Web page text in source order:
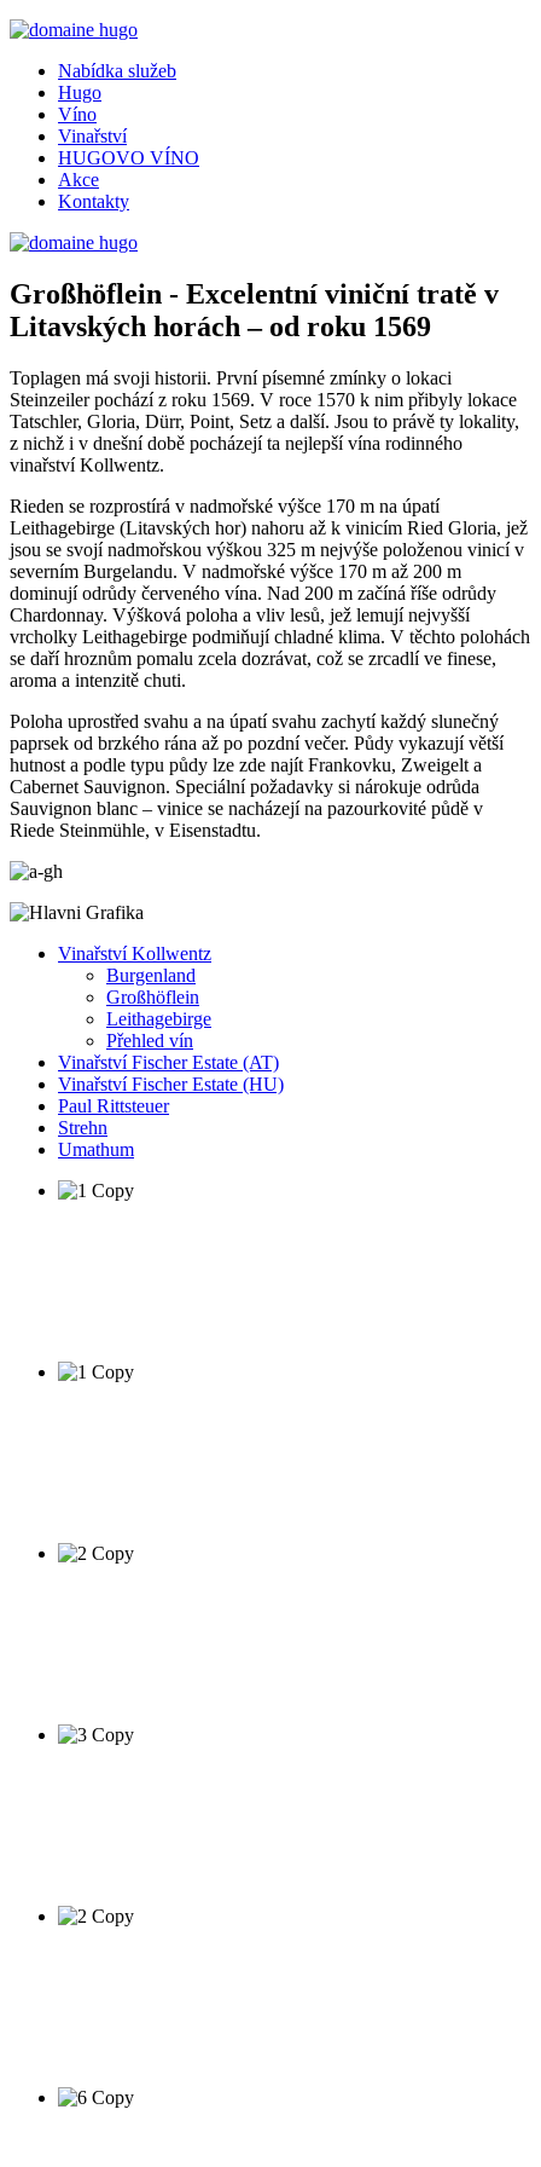
Nabídka služeb
Hugo
Víno
Vinařství
HUGOVO VÍNO
Akce
Kontakty
Großhöflein - Excelentní viniční tratě v
Litavských horách – od roku 1569
Toplagen má svoji historii. První písemné zmínky o lokaci
Steinzeiler pochází z roku 1569. V roce 1570 k nim přibyly lokace
Tatschler, Gloria, Dürr, Point, Setz a další. Jsou to právě ty lokality,
z nichž i v dnešní době pocházejí ta nejlepší vína rodinného
vinařství Kollwentz.
Rieden se rozprostírá v nadmořské výšce 170 m na úpatí
Leithagebirge (Litavských hor) nahoru až k vinicím Ried Gloria, jež
jsou se svojí nadmořskou výškou 325 m nejvýše položenou vinicí v
severním Burgelandu. V nadmořské výšce 170 m až 200 m
dominují odrůdy červeného vína. Nad 200 m začíná říše odrůdy
Chardonnay. Výšková poloha a vliv lesů, jež lemují nejvyšší
vrcholky Leithagebirge podmiňují chladné klima. V těchto polohách
se daří hroznům pomalu zcela dozrávat, což se zrcadlí ve finese,
aroma a intenzitě chuti.
Poloha uprostřed svahu a na úpatí svahu zachytí každý slunečný
paprsek od brzkého rána až po pozdní večer. Půdy vykazují větší
hutnost a podle typu půdy lze zde najít Frankovku, Zweigelt a
Cabernet Sauvignon. Speciální požadavky si nárokuje odrůda
Sauvignon blanc – vinice se nacházejí na pazourkovité půdě v
Riede Steinmühle, v Eisenstadtu.
Vinařství Kollwentz
Burgenland
Großhöflein
Leithagebirge
Přehled vín
Vinařství Fischer Estate (AT)
Vinařství Fischer Estate (HU)
Paul Rittsteuer
Strehn
Umathum